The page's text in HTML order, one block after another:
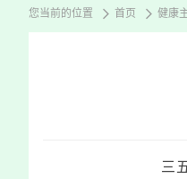
您当前的位置 首页 健康
三